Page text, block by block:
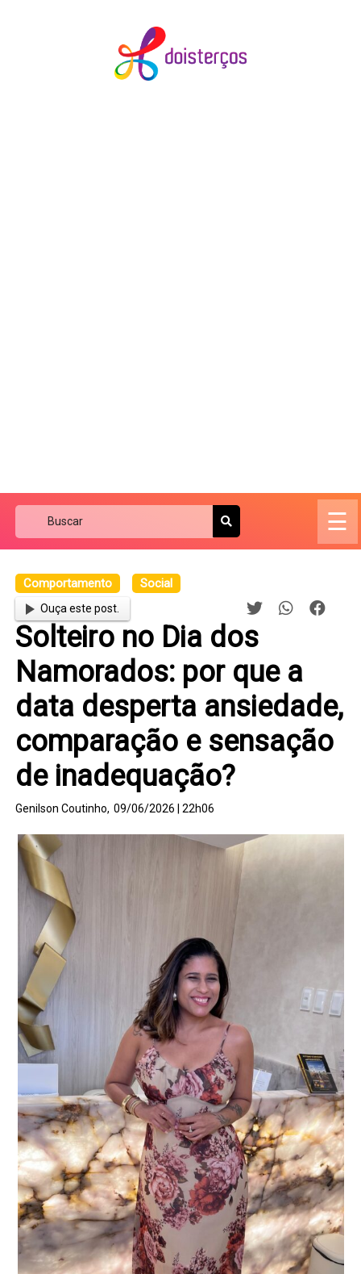
☰
Comportamento Social
Ouça este post.
Solteiro no Dia dos
Namorados: por que a
data desperta ansiedade,
comparação e sensação
de inadequação?
Genilson Coutinho, 09/06/2026 | 22h06